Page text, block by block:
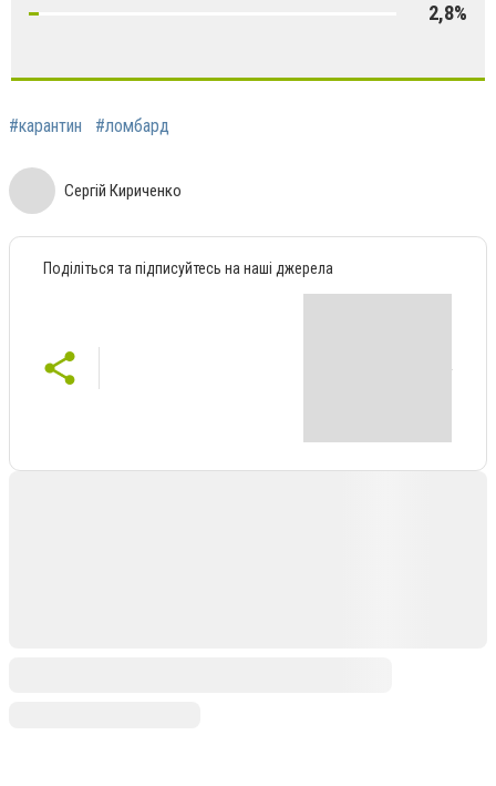
2,8%
#карантин #ломбард
Сергій Кириченко
Поділіться та підписуйтесь на наші джерела